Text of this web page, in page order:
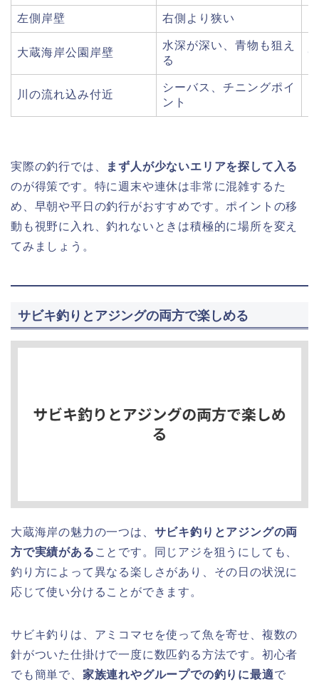
左側岸壁 右側より狭い
大蔵海岸公園岸壁
水深が深い、青物も狙え
る
◎
川の流れ込み付近
シーバス、チニングポイ
ント
実際の釣行では、
まず人が少ないエリアを探して入る
のが得策です。特に週末や連休は非常に混雑するた
め、早朝や平日の釣行がおすすめです。ポイントの移
動も視野に入れ、釣れないときは積極的に場所を変え
てみましょう。
サビキ釣りとアジングの両方で楽しめる
大蔵海岸の魅力の一つは、 サビキ釣りとアジングの両
方で実績がある ことです。同じアジを狙うにしても、
釣り方によって異なる楽しさがあり、その日の状況に
応じて使い分けることができます。
サビキ釣りは、アミコマセを使って魚を寄せ、複数の
針がついた仕掛けで一度に数匹釣る方法です。初心者
でも簡単で、 家族連れやグループでの釣りに最適で